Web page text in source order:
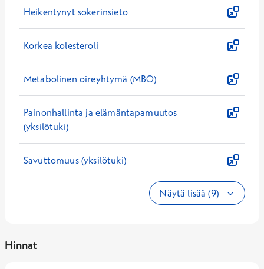
Heikentynyt sokerinsieto
Korkea kolesteroli
Metabolinen oireyhtymä (MBO)
Painonhallinta ja elämäntapamuutos
(yksilötuki)
Savuttomuus (yksilötuki)
Näytä lisää (9)
Hinnat